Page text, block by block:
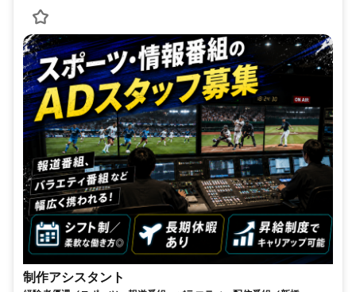
制作アシスタント